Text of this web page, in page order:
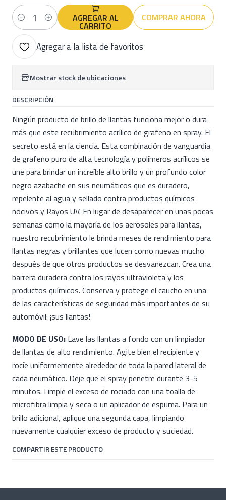
Cantidad AGREGAR AL
CARRITO
COMPRAR AHORA
Agregar a la lista de favoritos
Mostrar stock de ubicaciones
DESCRIPCIÓN
Ningún producto de brillo de llantas funciona mejor o dura
más que este recubrimiento acrílico de grafeno en spray. El
secreto está en la ciencia. Esta combinación de vanguardia
de grafeno puro de alta tecnología y polímeros acrílicos se
une para brindar un increíble alto brillo y un profundo color
negro azabache en sus neumáticos que es duradero,
repelente al agua y sellado contra productos químicos
nocivos y Rayos UV. En lugar de desaparecer en unas pocas
semanas como la mayoría de los aerosoles para llantas,
nuestro recubrimiento le brinda meses de rendimiento para
llantas negras y brillantes que lucen como nuevas mucho
después de que otros productos se desvanezcan. Crea una
barrera duradera contra los rayos ultravioleta y los
productos químicos. Conserva y protege el caucho en una
de las características de seguridad más importantes de su
automóvil: ¡sus llantas!
MODO DE USO: Lave las llantas a fondo con un limpiador
de llantas de alto rendimiento. Agite bien el recipiente y
rocíe uniformemente alrededor de toda la pared lateral de
cada neumático. Deje que el spray penetre durante 3-5
minutos. Limpie el exceso de rociado con una toalla de
microfibra limpia y seca o un aplicador de espuma. Para un
brillo adicional, aplique una segunda capa, limpiando
nuevamente cualquier exceso de producto y suciedad.
COMPARTIR ESTE PRODUCTO